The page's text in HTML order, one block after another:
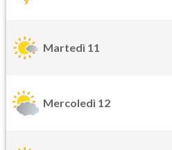
Martedì 11
Mercoledì 12